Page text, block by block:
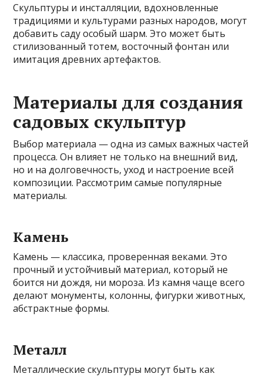
Скульптуры и инсталляции, вдохновленные
традициями и культурами разных народов, могут
добавить саду особый шарм. Это может быть
стилизованный тотем, восточный фонтан или
имитация древних артефактов.
Материалы для создания
садовых скульптур
Выбор материала — одна из самых важных частей
процесса. Он влияет не только на внешний вид,
но и на долговечность, уход и настроение всей
композиции. Рассмотрим самые популярные
материалы.
Камень
Камень — классика, проверенная веками. Это
прочный и устойчивый материал, который не
боится ни дождя, ни мороза. Из камня чаще всего
делают монументы, колонны, фигурки животных,
абстрактные формы.
Металл
Металлические скульптуры могут быть как